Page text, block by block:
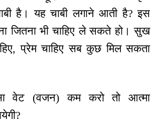
है। यह चाबी लगाने आती है? इस
जितना भी चाहिए ले सकते हो। सुख
प्रेम चाहिए सब कुछ मिल सकता
वेट (वजन) कम करो तो आत्मा